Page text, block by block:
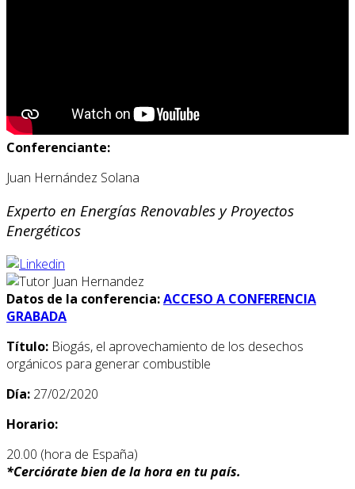
Conferenciante:
Juan Hernández Solana
Experto en Energías Renovables y Proyectos
Energéticos
Datos de la conferencia:ACCESO A CONFERENCIA
GRABADA
Título: Biogás, el aprovechamiento de los desechos
orgánicos para generar combustible
Día: 27/02/2020
Horario:
20.00 (hora de España)
*Cerciórate bien de la hora en tu país.